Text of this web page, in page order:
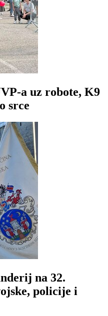
a uz robote, K9
srce
na 32.
policije i